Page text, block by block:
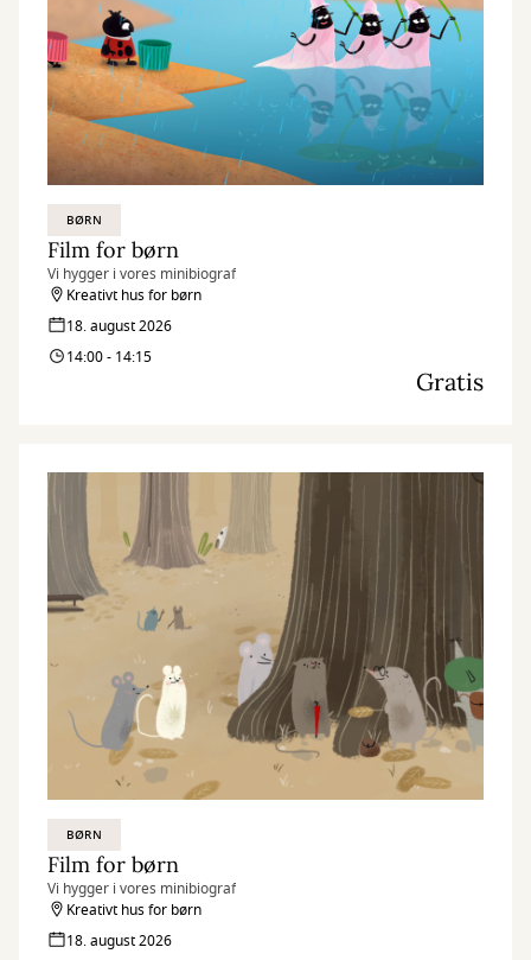
BØRN
Film for børn
Vi hygger i vores minibiograf
Kreativt hus for børn
18. august 2026
14:00 - 14:15
Gratis
BØRN
Film for børn
Vi hygger i vores minibiograf
Kreativt hus for børn
18. august 2026